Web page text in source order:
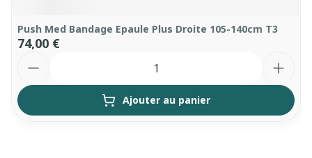
Push Med Bandage Epaule Plus Droite 105-140cm T3
74,00 €
Ajouter au panier